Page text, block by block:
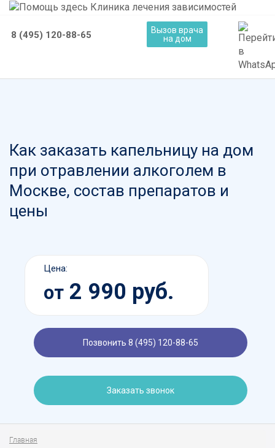
8 (495) 120-88-65
Вызов врача
на дом
Как заказать капельницу на дом
при отравлении алкоголем в
Москве, состав препаратов и
цены
Цена:
от 2 990 руб.
Позвонить 8 (495) 120-88-65
Заказать звонок
Главная